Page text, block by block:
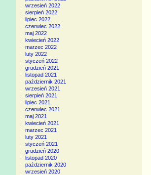
wrzesień 2022
sierpień 2022
lipiec 2022
czerwiec 2022
maj 2022
kwiecień 2022
marzec 2022
luty 2022
styczeń 2022
grudzień 2021
listopad 2021
październik 2021
wrzesień 2021
sierpień 2021
lipiec 2021
czerwiec 2021
maj 2021
kwiecień 2021
marzec 2021
luty 2021
styczeń 2021
grudzień 2020
listopad 2020
październik 2020
wrzesień 2020